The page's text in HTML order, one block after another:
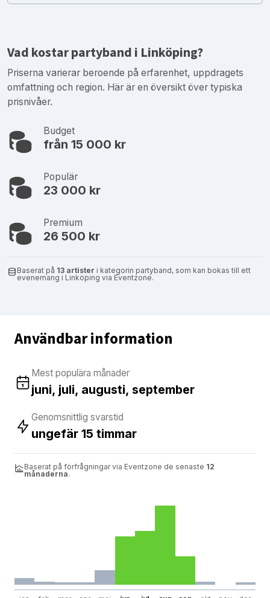
Vad kostar partyband i Linköping?
Priserna varierar beroende på erfarenhet, uppdragets
omfattning och region. Här är en översikt över typiska
prisnivåer.
Budget
från 15 000 kr
Populär
23 000 kr
Premium
26 500 kr
Baserat på 13 artister i kategorin partyband, som kan bokas till ett
evenemang i Linköping via Eventzone.
Användbar information
Mest populära månader
juni, juli, augusti, september
Genomsnittlig svarstid
ungefär 15 timmar
Baserat på förfrågningar via Eventzone de senaste 12
månaderna.